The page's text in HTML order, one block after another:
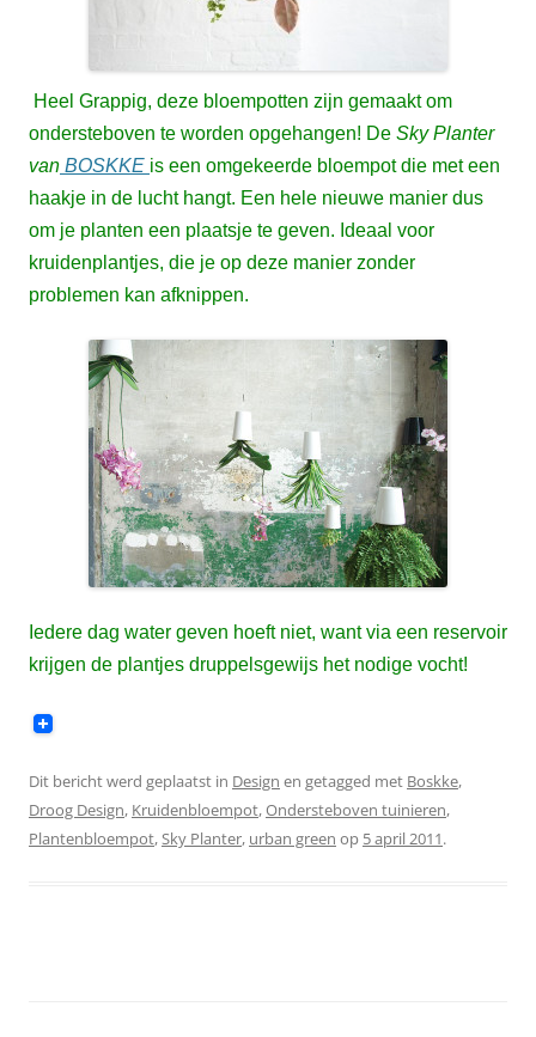
Heel Grappig, deze bloempotten zijn gemaakt om
ondersteboven te worden opgehangen! De Sky Planter
van BOSKKE is een omgekeerde bloempot die met een
haakje in de lucht hangt. Een hele nieuwe manier dus
om je planten een plaatsje te geven. Ideaal voor
kruidenplantjes, die je op deze manier zonder
problemen kan afknippen.
Iedere dag water geven hoeft niet, want via een reservoir
krijgen de plantjes druppelsgewijs het nodige vocht!
Dit bericht werd geplaatst in Design en getagged met Boskke,
Droog Design, Kruidenbloempot,Ondersteboven tuinieren,
Plantenbloempot,Sky Planter, urban green op 5 april 2011.